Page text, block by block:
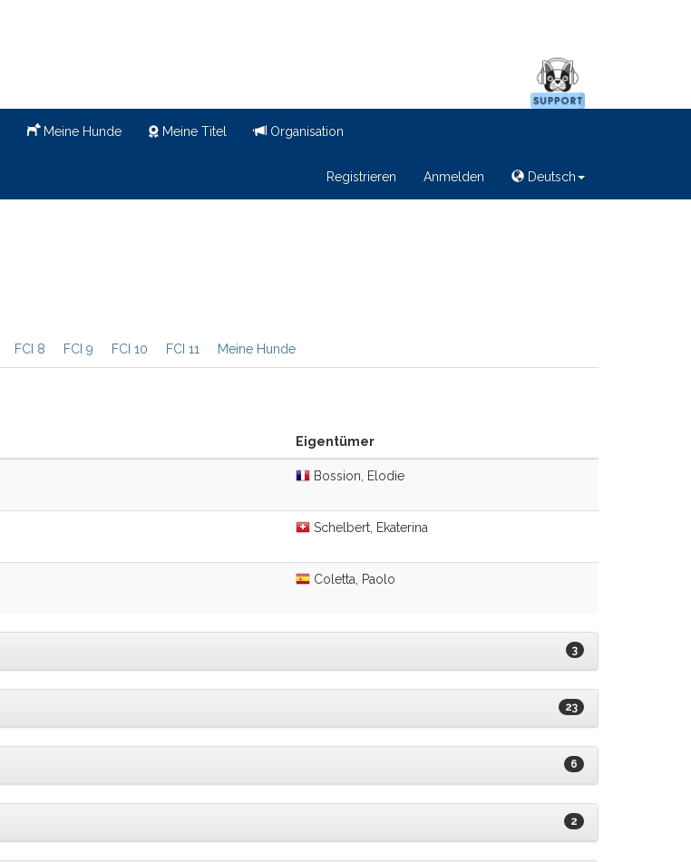
Meine Hunde Meine Titel Organisation
Registrieren Anmelden Deutsch
FCI 8 FCI 9 FCI 10 FCI 11 Meine Hunde
Eigentümer
Bossion, Elodie
Schelbert, Ekaterina
Coletta, Paolo
3
23
6
2